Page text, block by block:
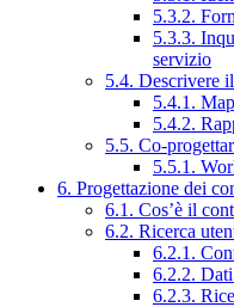
5.3.2.
5.3.3.
servizio
5.4. Descrivere
5.4.1.
5.4.2.
5.5. Co-
5.5.1.
6. Progettazione dei
6.1. Cos’è il
6.2. Ricerca
6.2.1.
6.2.2.
6.2.3.